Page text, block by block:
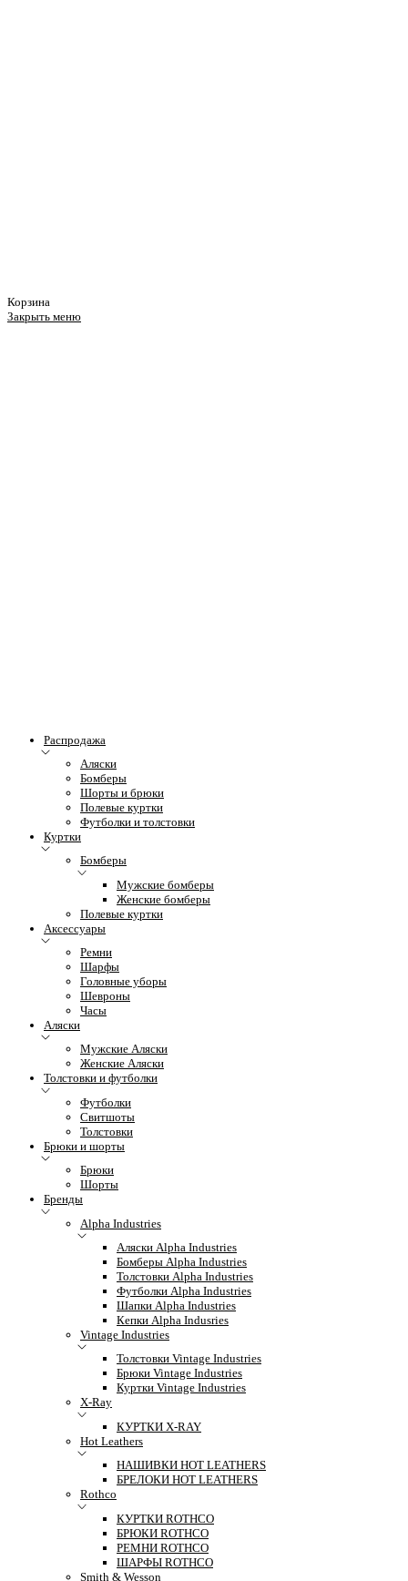
Корзина
Закрыть меню
Распродажа
Аляски
Бомберы
Шорты и брюки
Полевые куртки
Футболки и толстовки
Куртки
Бомберы
Мужские бомберы
Женские бомберы
Полевые куртки
Аксессуары
Ремни
Шарфы
Головные уборы
Шевроны
Часы
Аляски
Мужские Аляски
Женские Аляски
Толстовки и футболки
Футболки
Свитшоты
Толстовки
Брюки и шорты
Брюки
Шорты
Бренды
Alpha Industries
Аляски Alpha Industries
Бомберы Alpha Industries
Толстовки Alpha Industries
Футболки Alpha Industries
Шапки Alpha Industries
Кепки Alpha Indusries
Vintage Industries
Толстовки Vintage Industries
Брюки Vintage Industries
Куртки Vintage Industries
X-Ray
КУРТКИ X-RAY
Hot Leathers
НАШИВКИ HOT LEATHERS
БРЕЛОКИ HOT LEATHERS
Rothco
КУРТКИ ROTHCO
БРЮКИ ROTHCO
РЕМНИ ROTHCO
ШАРФЫ ROTHCO
Smith & Wesson